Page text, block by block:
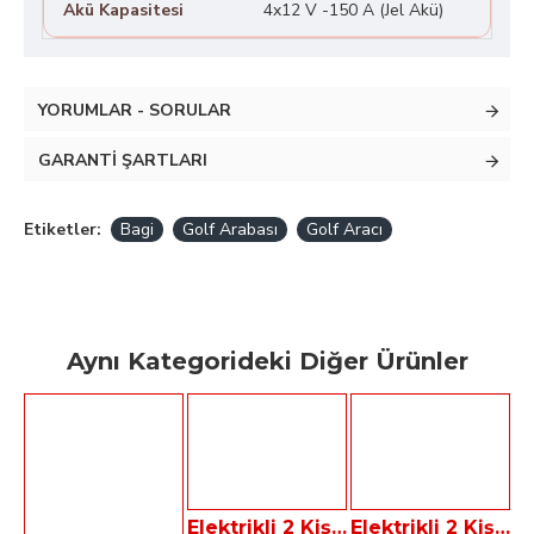
Akü Kapasitesi 4x12 V -150 A (Jel Akü)
YORUMLAR - SORULAR
GARANTI ŞARTLARI
Etiketler: Bagi Golf Arabası Golf Aracı
Aynı Kategorideki Diğer Ürünler
Elektrikli 2 Kişilik Golf Arabası Dass MACRO 2.30 Elektrikli 2 Kişilik Sedyeli Golf Arabası Dass BAGI-2A